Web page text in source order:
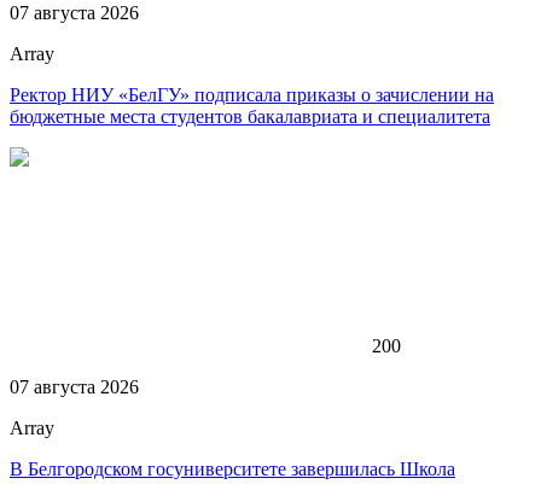
07 августа 2026
Array
Ректор НИУ «БелГУ» подписала приказы о зачислении на
бюджетные места студентов бакалавриата и специалитета
200
07 августа 2026
Array
В Белгородском госуниверситете завершилась Школа